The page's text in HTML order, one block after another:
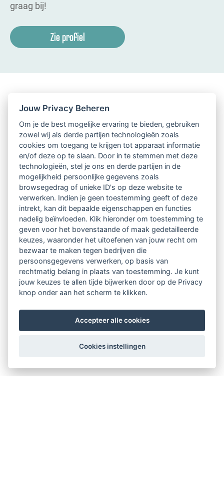
graag bij!
Zie profiel
Jouw Privacy Beheren
Om je de best mogelijke ervaring te bieden, gebruiken
zowel wij als derde partijen technologieën zoals
cookies om toegang te krijgen tot apparaat informatie
en/of deze op te slaan. Door in te stemmen met deze
technologieën, stel je ons en derde partijen in de
mogelijkheid persoonlijke gegevens zoals
browsegedrag of unieke ID's op deze website te
verwerken. Indien je geen toestemming geeft of deze
intrekt, kan dit bepaalde eigenschappen en functies
nadelig beïnvloeden. Klik hieronder om toestemming te
geven voor het bovenstaande of maak gedetailleerde
keuzes, waaronder het uitoefenen van jouw recht om
bezwaar te maken tegen bedrijven die
persoonsgegevens verwerken, op basis van
rechtmatig belang in plaats van toestemming. Je kunt
jouw keuzes te allen tijde bijwerken door op de Privacy
knop onder aan het scherm te klikken.
Accepteer alle cookies
Cookies instellingen